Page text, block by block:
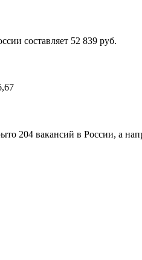
составляет 52 839 руб.
204 вакансий в России, а